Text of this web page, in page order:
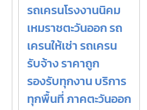
รถเครนโรงงานนิคม
เหมราชตะวันออก รถ
เครนให้เช่า รถเครน
รับจ้าง ราคาถูก
รองรับทุกงาน บริการ
ทุกพื้นที่ ภาคตะวันออก